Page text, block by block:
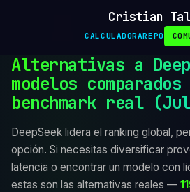
Cristian
CALCULADORAREPO
Alternativas a
modelos comparados
benchmark real
DeepSeek lidera el ranking global,
opción. Si necesitas diversificar
latencia o encontrar un modelo con
estas son las alternativas reales —